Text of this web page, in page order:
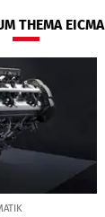
THEMA EICMA